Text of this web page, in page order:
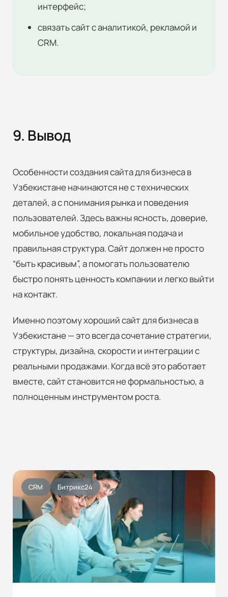
интерфейс;
связать сайт с аналитикой, рекламой и
CRM.
9. Вывод
Особенности создания сайта для бизнеса в
Узбекистане начинаются не с технических
деталей, а с понимания рынка и поведения
пользователей. Здесь важны ясность, доверие,
мобильное удобство, локальная подача и
правильная структура. Сайт должен не просто
“быть красивым”, а помогать пользователю
быстро понять ценность компании и легко выйти
на контакт.
Именно поэтому хороший сайт для бизнеса в
Узбекистане — это всегда сочетание стратегии,
структуры, дизайна, скорости и интеграции с
реальными продажами. Когда всё это работает
вместе, сайт становится не формальностью, а
полноценным инструментом роста.
CRM Битрикс24